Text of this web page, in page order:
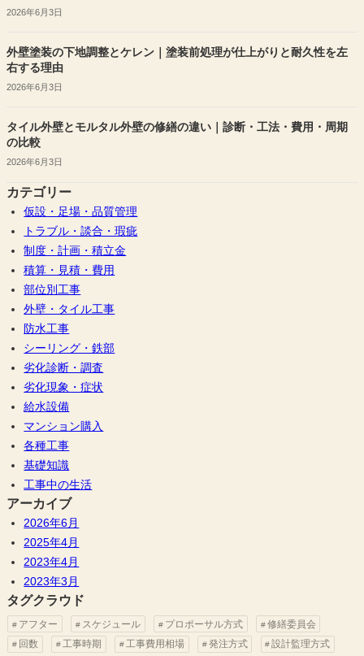
2026年6月3日
外壁塗装の下地調整とケレン｜塗装前処理が仕上がりと耐久性を左
右する理由
2026年6月3日
タイル外壁とモルタル外壁の修繕の違い｜診断・工法・費用・周期
の比較
2026年6月3日
カテゴリー
仮設・足場・品質管理
トラブル・談合・瑕疵
制度・計画・積立金
積算・見積・費用
部位別工事
外壁・タイル工事
防水工事
シーリング・鉄部
劣化診断・調査
劣化現象・症状
給水設備
マンション購入
各種工事
基礎知識
工事中の生活
アーカイブ
2026年6月
2025年4月
2023年4月
2023年3月
タグクラウド
アフター スケジュール プロポーサル方式
修繕委員会
回数
工事時期 工事費用相場 発注方式 設計監理方式